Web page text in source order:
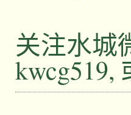
关注水城
kwcg519,